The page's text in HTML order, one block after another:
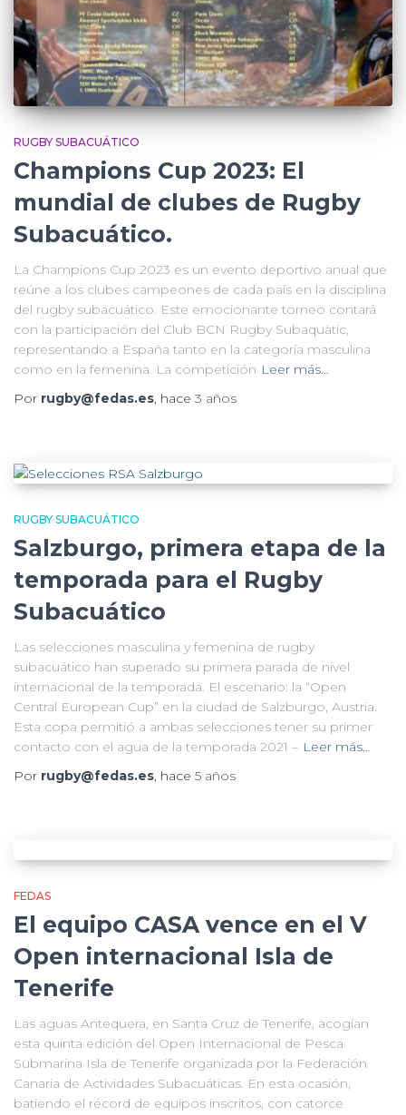
RUGBY SUBACUÁTICO
Champions Cup 2023: El
mundial de clubes de Rugby
Subacuático.
La Champions Cup 2023 es un evento deportivo anual que
reúne a los clubes campeones de cada país en la disciplina
del rugby subacuático. Este emocionante torneo contará
con la participación del Club BCN Rugby Subaquàtic,
representando a España tanto en la categoría masculina
como en la femenina. La competición Leer más…
Por rugby@fedas.es, hace 3 años
RUGBY SUBACUÁTICO
Salzburgo, primera etapa de la
temporada para el Rugby
Subacuático
Las selecciones masculina y femenina de rugby
subacuático han superado su primera parada de nivel
internacional de la temporada. El escenario: la “Open
Central European Cup” en la ciudad de Salzburgo, Austria.
Esta copa permitió a ambas selecciones tener su primer
contacto con el agua de la temporada 2021 – Leer más…
Por rugby@fedas.es, hace 5 años
FEDAS
El equipo CASA vence en el V
Open internacional Isla de
Tenerife
Las aguas Antequera, en Santa Cruz de Tenerife, acogían
esta quinta edición del Open Internacional de Pesca
Submarina Isla de Tenerife organizada por la Federación
Canaria de Actividades Subacuáticas. En esta ocasión,
batiendo el récord de equipos inscritos, con catorce